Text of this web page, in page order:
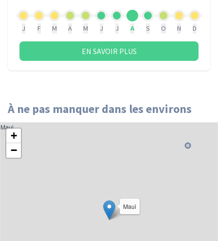
J F M A M J J A S O N D
EN SAVOIR PLUS
À ne pas manquer dans les environs
Maui
+
−
Maui